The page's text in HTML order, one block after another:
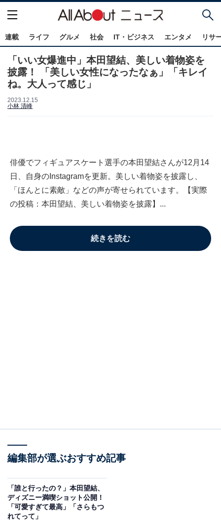
連載 ライフ グルメ 社会 IT・ビジネス エンタメ リサ
「いい女爆進中」本田望結、美しい着物姿を
披露！ 「美しい女性になったなぁ」「キレイ
ね。大人って感じ」
2023.12.15
小林 清峰
俳優でフィギュアスケート選手の本田望結さんが12月14
日、自身のInstagramを更新。美しい着物姿を披露し、
「ほんとに素敵」などの声が寄せられています。【実際
の投稿：本田望結、美しい着物姿を披露】...
続きを読む
編集部が選ぶおすすめ記事
「誰と行ったの？」本田望結、
ディズニー満喫ショット公開！
「可愛すぎて最高」「さらもつ
れてって」